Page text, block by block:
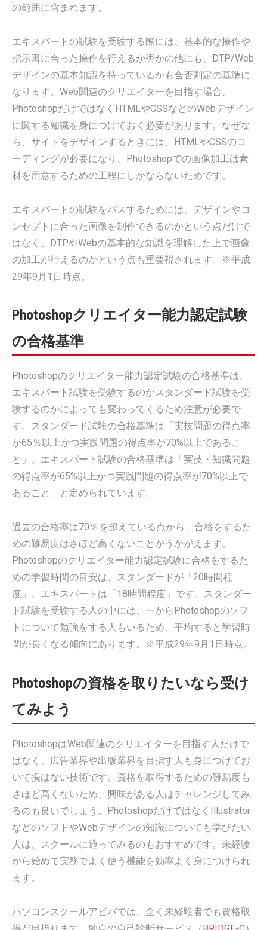
の範囲に含まれます。
エキスパートの試験を受験する際には、基本的な操作や
指示書に合った操作を行えるか否かの他にも、DTP/Web
デザインの基本知識を持っているかも合否判定の基準に
なります。Web関連のクリエイターを目指す場合、
PhotoshopだけではなくHTMLやCSSなどのWebデザイン
に関する知識を身につけておく必要があります。なぜな
ら、サイトをデザインするときには、HTMLやCSSのコ
ーディングが必要になり、Photoshopでの画像加工は素
材を用意するための工程にしかならないためです。
エキスパートの試験をパスするためには、デザインやコ
ンセプトに合った画像を制作できるのかという点だけで
はなく、DTPやWebの基本的な知識を理解した上で画像
の加工が行えるのかという点も重要視されます。※平成
29年9月1日時点。
Photoshopクリエイター能力認定試験
の合格基準
Photoshopのクリエイター能力認定試験の合格基準は、
エキスパート試験を受験するのかスタンダード試験を受
験するのかによっても変わってくるため注意が必要で
す。スタンダード試験の合格基準は「実技問題の得点率
が65％以上かつ実践問題の得点率が70%以上であるこ
と」、エキスパート試験の合格基準は「実技・知識問題
の得点率が65%以上かつ実践問題の得点率が70%以上で
あること」と定められています。
過去の合格率は70％を超えている点から、合格をするた
めの難易度はさほど高くないことがうかがえます。
Photoshopのクリエイター能力認定試験に合格をするた
めの学習時間の目安は、スタンダードが「20時間程
度」、エキスパートは「18時間程度」です。スタンダー
ド試験を受験する人の中には、一からPhotoshopのソフ
トについて勉強をする人もいるため、平均すると学習時
間が長くなる傾向にあります。※平成29年9月1日時点。
Photoshopの資格を取りたいなら受け
てみよう
PhotoshopはWeb関連のクリエイターを目指す人だけで
はなく、広告業界や出版業界を目指す人も身につけてお
いて損はない技術です。資格を取得するための難易度も
さほど高くないため、興味がある人はチャレンジしてみ
るのも良いでしょう。PhotoshopだけではなくIllustrator
などのソフトやWebデザインの知識についても学びたい
人は、スクールに通ってみるのもおすすめです。未経験
から始めて実務でよく使う機能を効率よく身につけられ
ます。
パソコンスクールアビバでは、全く未経験者でも資格取